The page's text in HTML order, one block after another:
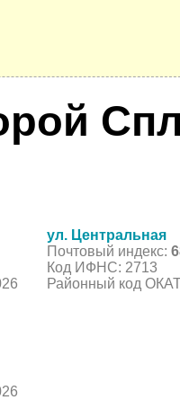
ул. Центральная
Почтовый индекс:
Код ИФНС: 2713
Районный код